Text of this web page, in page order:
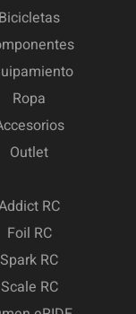
Bicicletas
Ropa
Outlet
RC
Foil RC
Spark RC
Scale RC